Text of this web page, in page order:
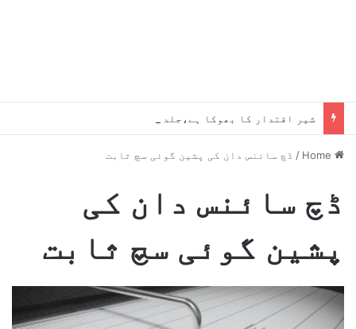
/ ڈچ سائنس دان کی پشین گوئی سچ ثابت
ڈچ سائنس دان کی
پشین گوئی سچ ثابت